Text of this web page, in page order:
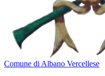
Comune di Albano Vercellese